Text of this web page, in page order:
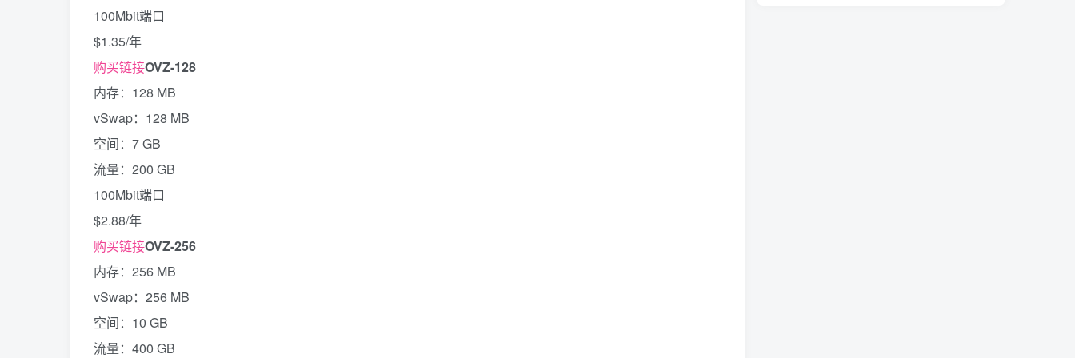
100Mbit端口
$1.35/年
购买链接OVZ-128
内存：128 MB
vSwap：128 MB
空间：7 GB
流量：200 GB
100Mbit端口
$2.88/年
购买链接OVZ-256
内存：256 MB
vSwap：256 MB
空间：10 GB
流量：400 GB